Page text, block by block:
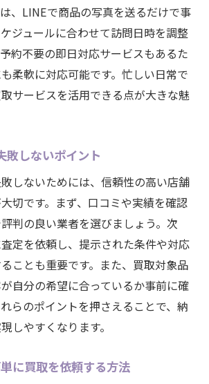
、LINEで商品の写真を送るだけで事
ジュールに合わせて訪問日時を調整
約不要の即日対応サービスもあるた
柔軟に対応可能です。忙しい日常で
サービスを活用できる点が大きな魅
敗しないポイント
しないためには、信頼性の高い店舗
切です。まず、口コミや実績を確認
判の良い業者を選びましょう。次
定を依頼し、提示された条件や対応
ことも重要です。また、買取対象品
自分の希望に合っているか事前に確
らのポイントを押さえることで、納
しやすくなります。
に買取を依頼する方法